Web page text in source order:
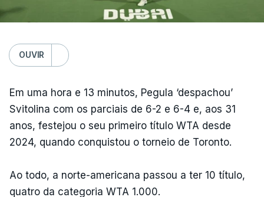
OUVIR
Em uma hora e 13 minutos, Pegula ‘despachou’
Svitolina com os parciais de 6-2 e 6-4 e, aos 31
anos, festejou o seu primeiro título WTA desde
2024, quando conquistou o torneio de Toronto.
Ao todo, a norte-americana passou a ter 10 título,
quatro da categoria WTA 1.000.